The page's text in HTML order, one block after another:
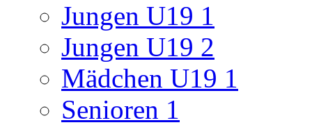
Jungen U19 1
Jungen U19 2
Mädchen U19 1
Senioren 1